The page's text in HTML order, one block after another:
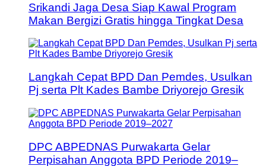
Srikandi Jaga Desa Siap Kawal Program
Makan Bergizi Gratis hingga Tingkat Desa
Langkah Cepat BPD Dan Pemdes, Usulkan
Pj serta Plt Kades Bambe Driyorejo Gresik
DPC ABPEDNAS Purwakarta Gelar
Perpisahan Anggota BPD Periode 2019–